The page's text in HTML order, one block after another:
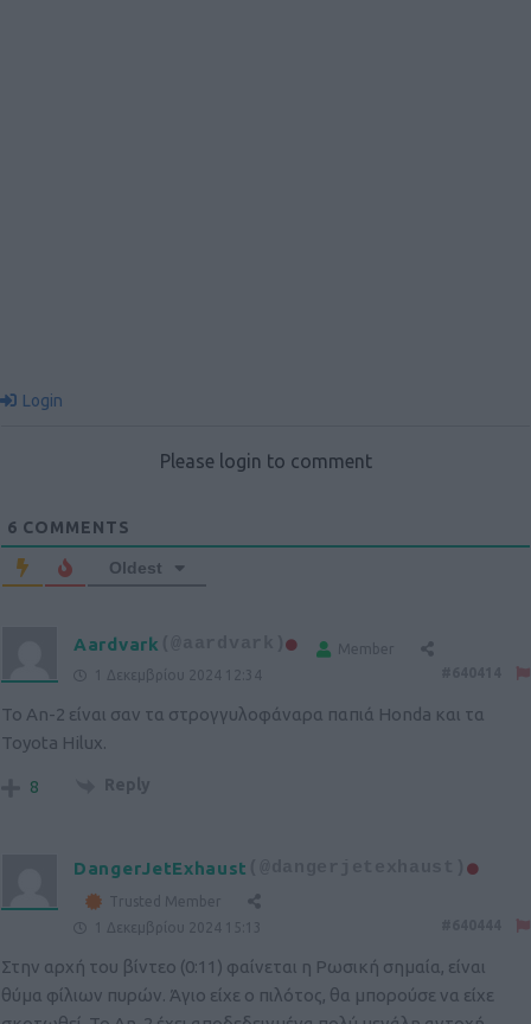
Login
Please login to comment
6 COMMENTS
Oldest
Aardvark (@aardvark)
Member
1 Δεκεμβρίου 2024 12:34
Το An-2 είναι σαν τα στρογγυλοφάναρα παπιά Honda και τα
Toyota Hilux.
8 Reply
DangerJetExhaust
Trusted Member
1 Δεκεμβρίου 2024 15:13
Στην αρχή του βίντεο (0:11) φαίνεται η Ρωσική σημαία, είναι
θύμα φίλιων πυρών. Άγιο είχε ο πιλότος, θα μπορούσε να είχε